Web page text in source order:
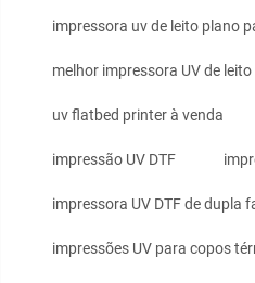
impressora uv de leito plano
melhor impressora UV de
uv flatbed printer à venda
impressão UV DTF
impressora UV DTF de dupla
impressões UV para copos